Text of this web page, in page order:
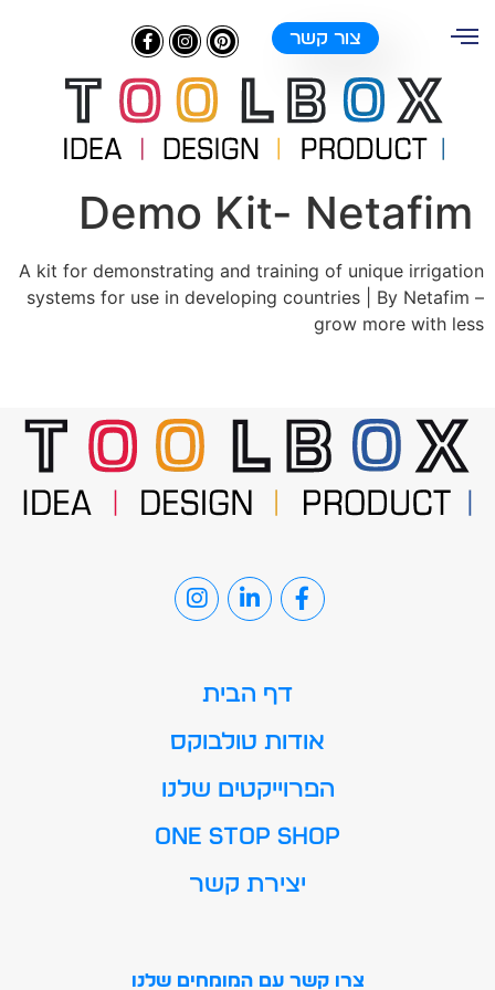
צור קשר
Demo Kit- Netafim
A kit for demonstrating and training of unique irrigation
systems for use in developing countries | By Netafim –
grow more with less
צרו קשר עם המומחים שלנו
דף הבית
אודות טולבוקס
הפרוייקטים שלנו
ONE STOP SHOP
יצירת קשר